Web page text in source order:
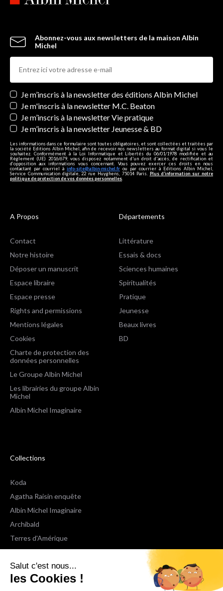
Salut c'est nous...
les Cookies !
Abonnez-vous aux newsletters de la maison Albin
Michel
Newsletters
Je m’inscris à la newsletter des éditions Albin Michel
Je m'inscris à la newsletter M.C. Beaton
Je m’inscris à la newsletter Vie pratique
Je m’inscris à la newsletter Jeunesse & BD
Les informations dans ce formulaire sont toutes obligatoires, et sont collectées et traitées par
la société Editions Albin Michel, afin de recevoir nos newsletters au format digital si vous le
souhaitez. Conformément à la Loi Informatique et Libertés du 06/01/1978 modifiée et au
Règlement (UE) 2016/679, vous disposez notamment d'un droit d'accès, de rectification et
d’opposition aux informations vous concernant. Vous pouvez exercer ces droits en nous
contactant par courriel à info-site@albin-michel.fr ou par courrier à Editions Albin Michel,
Service Communication digitale, 22 rue Huyghens, 75014 Paris. Plus d’information sur notre
politique de protection de vos données personnelles
A Propos
Contact
Notre histoire
Déposer un manuscrit
Espace libraire
Espace presse
Rights and permissions
Mentions légales
Cookies
Charte de protection des
données personnelles
Le Groupe Albin Michel
Les librairies du groupe Albin
Michel
Albin Michel Imaginaire
Départements
Littérature
Essais & docs
Sciences humaines
Spiritualités
Pratique
Jeunesse
Beaux livres
BD
Collections
Koda
Agatha Raisin enquête
Albin Michel Imaginaire
Archibald
Terres d'Amérique
Espaces Libres Poche
NOX
Wiz